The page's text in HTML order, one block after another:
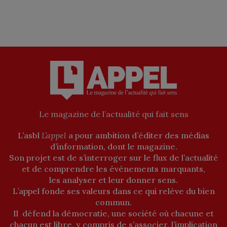
Le magazine de l’actualité qui fait sens
L’asbl L’appel a pour ambition d’éditer des médias
d’information, dont le magazine.
Son projet est de s’interroger sur le flux de l’actualité
et de comprendre les événements marquants,
les analyser et leur donner sens.
L’appel fonde ses valeurs dans ce qui relève du bien
commun.
Il défend la démocratie, une société où chacune et
chacun est libre, y compris de s’associer, l’implication